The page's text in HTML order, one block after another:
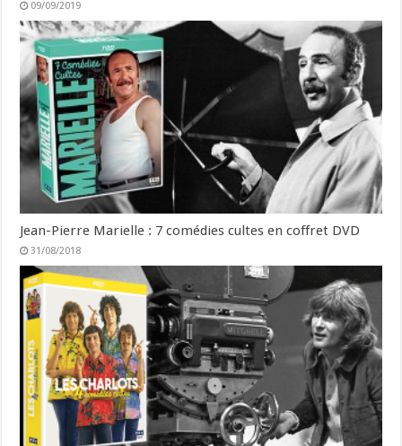
09/09/2019
Jean-Pierre Marielle : 7 comédies cultes en coffret DVD
31/08/2018